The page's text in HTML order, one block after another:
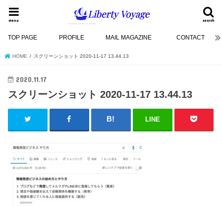
search
menu
TOP PAGE PROFILE MAIL MAGAZINE CONTACT
HOME スクリーンショット 2020-11-17 13.44.13
2020.11.17
スクリーンショット 2020-11-17 13.44.13
LINE